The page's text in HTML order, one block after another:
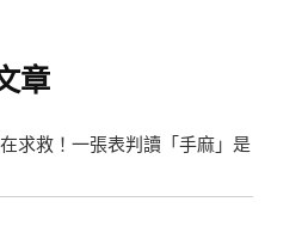
章
求救！一張表判讀「手麻」是